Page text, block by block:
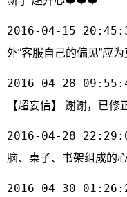
2016-04-15
外“客服自己的偏见”应为
2016-04-28
【超妄信】 谢谢，已修
2016-04-28
脑、桌子、书架组成的
2016-04-30